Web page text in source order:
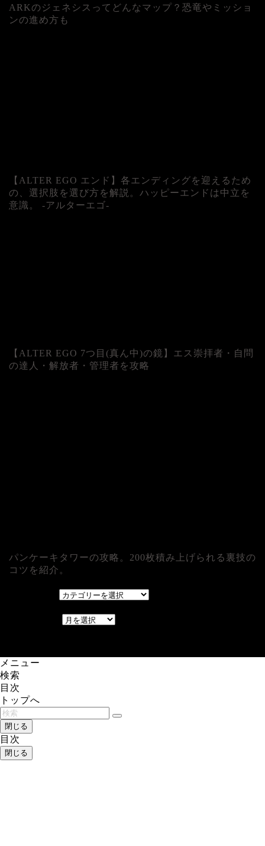
ARKのジェネシスってどんなマップ？恐竜やミッショ
ンの進め方も
【ALTER EGO エンド】各エンディングを迎えるため
の、選択肢を選び方を解説。ハッピーエンドは中立を
意識。 -アルターエゴ-
【ALTER EGO 7つ目(真ん中)の鏡】エス崇拝者・自問
の達人・解放者・管理者を攻略
パンケーキタワーの攻略。200枚積み上げられる裏技の
コツを紹介。
メニュー
検索
目次
トップへ
閉じる
目次
閉じる